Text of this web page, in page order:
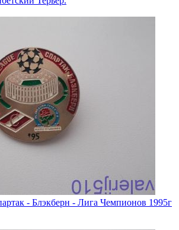
- Блэкберн - Лига Чемпионов 1995г